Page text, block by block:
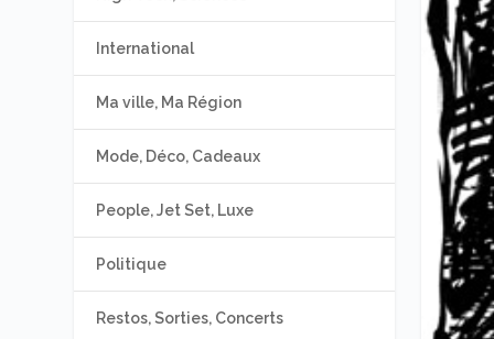
International
Ma ville, Ma Région
Mode, Déco, Cadeaux
People, Jet Set, Luxe
Politique
Restos, Sorties, Concerts